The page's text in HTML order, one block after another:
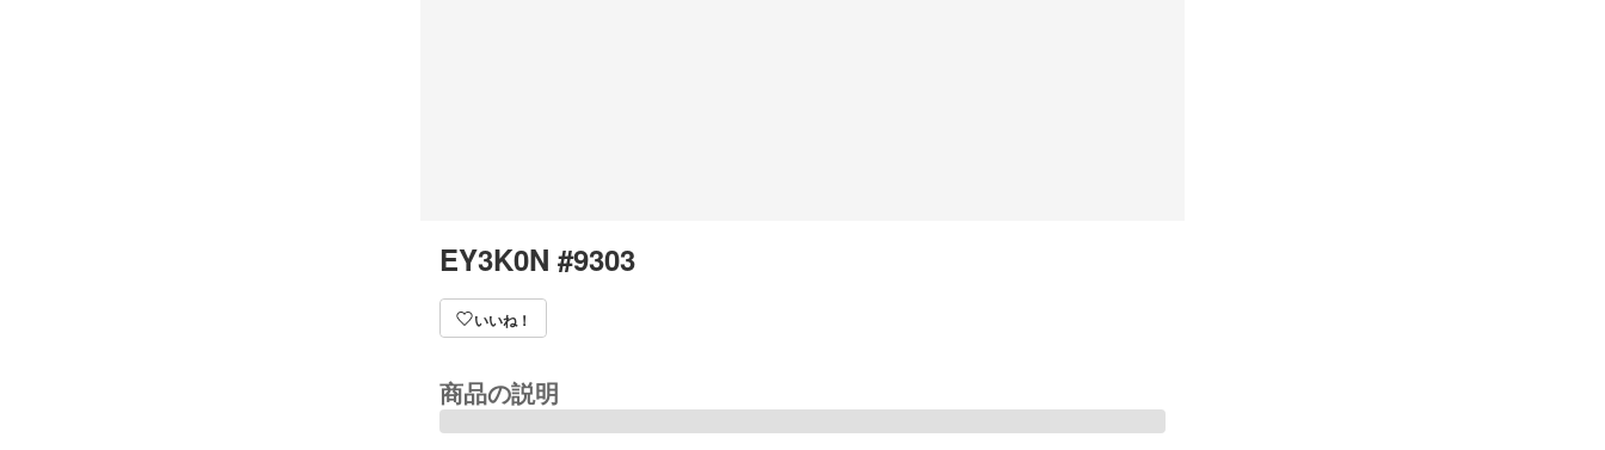
EY3K0N #9303
いいね！
商品の説明